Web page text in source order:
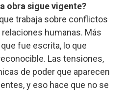
obra sigue vigente?
trabaja sobre conflictos
humanas. Más
fue escrita, lo que
Las tensiones,
de poder que aparecen
y eso hace que no se